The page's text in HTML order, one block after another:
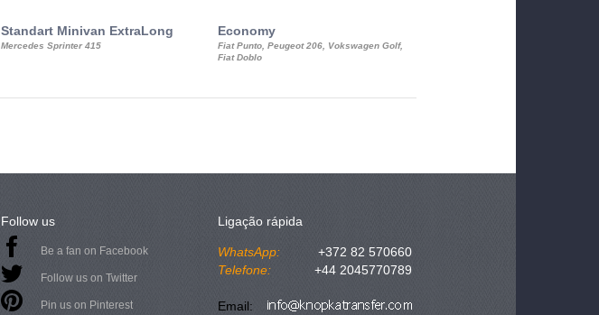
Standart Minivan ExtraLong
Mercedes Sprinter 415
Economy
Fiat Punto, Peugeot 206, Vokswagen Golf,
Fiat Doblo
Follow us
Be a fan on Facebook
Follow us on Twitter
Pin us on Pinterest
Ligação rápida
WhatsApp:
+372 82 570660
Telefone:
+44 2045770789
Email: